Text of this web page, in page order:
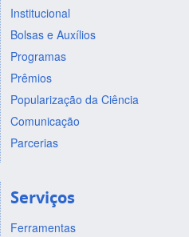
Institucional
Bolsas e Auxílios
Programas
Prêmios
Popularização da Ciência
Comunicação
Parcerias
Serviços
Ferramentas